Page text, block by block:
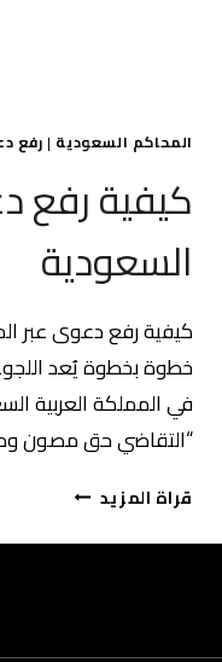
المحاكم السعودية | رفع
كيفية رفع
السعودية
كيفية رفع دعوى عبر
خطوة بخطوة يُعد
في المملكة العربية
“التقاضي حق مصون
قراة المزيد كيفية
دعوى